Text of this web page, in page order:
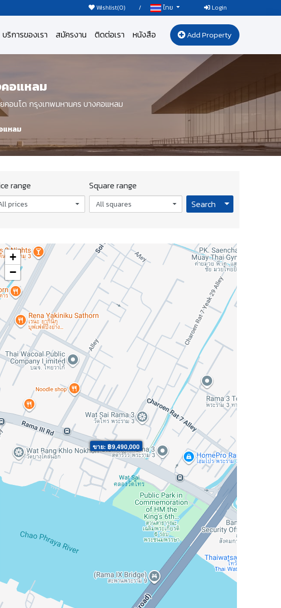
Wishlist(0) / ไทย Login
บริการของเรา สมัครงาน ติดต่อเรา หนังสือ Add Property
คอแหลม
คอนโด กรุงเทพมหานคร บางคอแหลม
แหลม
range
prices
Square range
All squares Search Toggle
ขาย: ฿9,490,000
+
−